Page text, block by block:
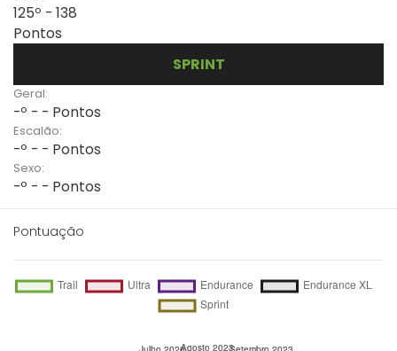
125º - 138
Pontos
SPRINT
Geral:
-º - - Pontos
Escalão:
-º - - Pontos
Sexo:
-º - - Pontos
Pontuação